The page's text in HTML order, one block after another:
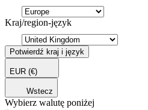
Kraj/region-język
Potwierdź kraj i język
EUR (€)
Wstecz
Wybierz walutę poniżej